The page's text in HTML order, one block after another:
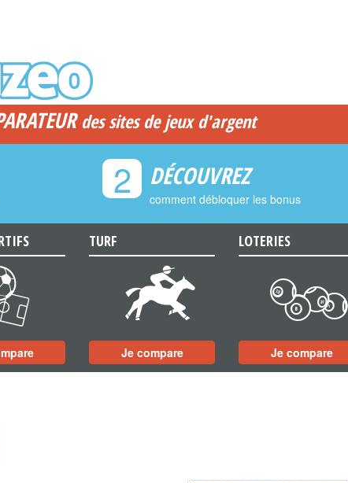
des sites de jeux d'argent
2 DÉCOUVREZ
comment débloquer les bonus
TURF
d
Je compare
LOTERIES
c
Je compare